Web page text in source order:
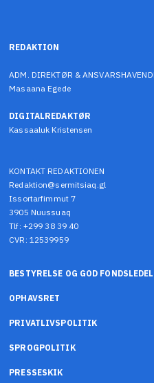
REDAKTION
ADM. DIREKTØR &
Masaana Egede
DIGITALREDAKTØR
Kassaaluk Kristensen
KONTAKT REDAKTIONEN
Redaktion@sermitsiaq.gl
Issortarfimmut 7
3905 Nuussuaq
Tlf: +299 38 39 40
CVR: 12539959
BESTYRELSE OG GOD
OPHAVSRET
PRIVATLIVSPOLITIK
SPROGPOLITIK
PRESSESKIK